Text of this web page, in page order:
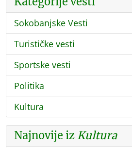
Sokobanjske Vesti
Turističke vesti
Sportske vesti
Politika
Kultura
Najnovije iz Kultura